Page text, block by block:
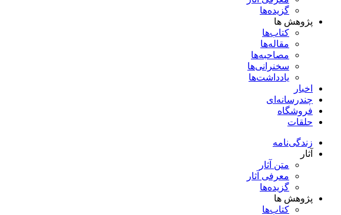
گزیده‌ها
پژوهش ها
کتاب‌ها
مقاله‌ها
مصاحبه‌ها
سخنرانی‌ها
یادداشت‌ها
اخبار
چندرسانه‌ای
فروشگاه
حلقات
زندگی‌نامه
آثار
متن آثار
معرفی آثار
گزیده‌ها
پژوهش ها
کتاب‌ها